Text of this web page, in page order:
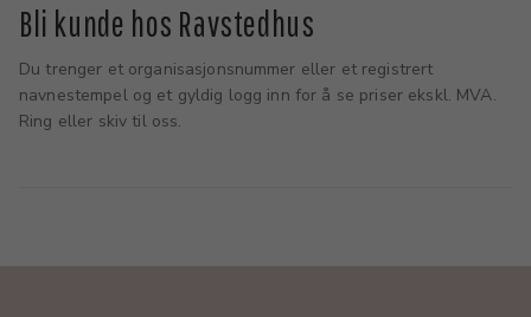
Bli kunde hos Ravstedhus
Du trenger et organisasjonsnummer eller et registrert
navnestempel og et gyldig logg inn for å se priser ekskl. MVA.
Ring eller skiv til oss.